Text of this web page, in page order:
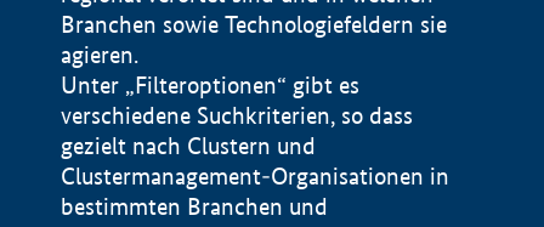
Branchen sowie Technologiefeldern sie
agieren.
Unter „Filteroptionen“ gibt es
verschiedene Suchkriterien, so dass
gezielt nach Clustern und
Clustermanagement-Organisationen in
bestimmten Branchen und
Impressum
Datenschutzerklärung
BMWE, 2026 ©
100 km © Geobasis-DE / BKG 2015